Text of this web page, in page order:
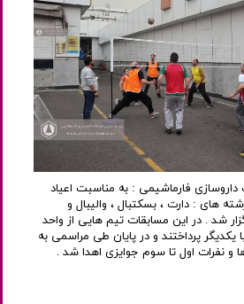
فارماشیمی : به مناسبت اعیاد
های : دارت ، بسکتبال ، والیبال و
شد . در این مسابقات تیم هایی از واحد
پرداختند و در پایان طی مراسمی به
و نفرات اول تا سوم جوایزی اهدا شد .